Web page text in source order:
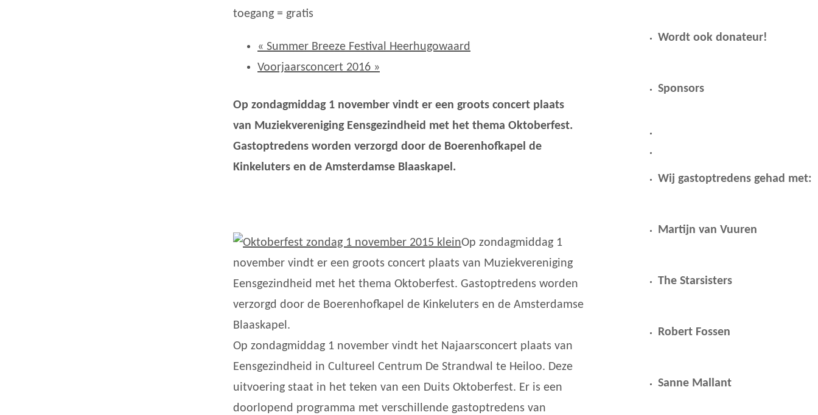
toegang = gratis
« Summer Breeze Festival Heerhugowaard
Voorjaarsconcert 2016 »
Op zondagmiddag 1 november vindt er een groots concert plaats
van Muziekvereniging Eensgezindheid met het thema Oktoberfest.
Gastoptredens worden verzorgd door de Boerenhofkapel de
Kinkeluters en de Amsterdamse Blaaskapel.
Op zondagmiddag 1
november vindt er een groots concert plaats van Muziekvereniging
Eensgezindheid met het thema Oktoberfest. Gastoptredens worden
verzorgd door de Boerenhofkapel de Kinkeluters en de Amsterdamse
Blaaskapel.
Op zondagmiddag 1 november vindt het Najaarsconcert plaats van
Eensgezindheid in Cultureel Centrum De Strandwal te Heiloo. Deze
uitvoering staat in het teken van een Duits Oktoberfest. Er is een
doorlopend programma met verschillende gastoptredens van
Wordt ook donateur!
Sponsors
Wij gastoptredens gehad met:
Martijn van Vuuren
The Starsisters
Robert Fossen
Sanne Mallant